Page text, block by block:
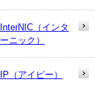
InterNIC（インタ
ーニック）
IP（アイピー）